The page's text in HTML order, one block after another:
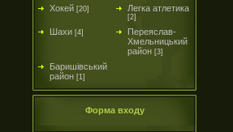
Хокей [20] Легка атлетика
[2]
Шахи [4]
Переяслав-
Хмельницький
район [3]
Баришівський
район [1]
Форма входу